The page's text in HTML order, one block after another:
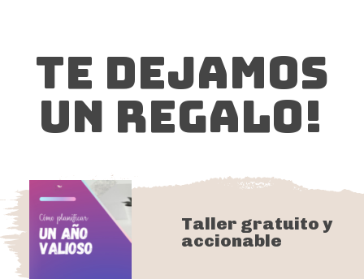
TE DEJAMOS
UN REGALO!
Taller gratuito y
accionable